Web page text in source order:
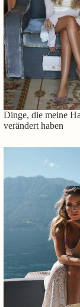
Dinge, die meine
verändert haben